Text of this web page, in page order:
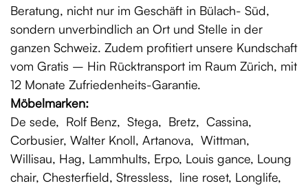
Beratung, nicht nur im Geschäft in Bülach- Süd,
sondern unverbindlich an Ort und Stelle in der
ganzen Schweiz. Zudem profitiert unsere Kundschaft
vom Gratis – Hin Rücktransport im Raum Zürich, mit
12 Monate Zufriedenheits-Garantie.
Möbelmarken:
De sede, Rolf Benz, Stega, Bretz, Cassina,
Corbusier, Walter Knoll, Artanova, Wittman,
Willisau, Hag, Lammhults, Erpo, Louis gance, Loung
chair, Chesterfield, Stressless, line roset, Longlife,